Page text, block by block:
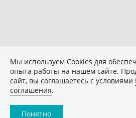
Мы используем Сookies для
опыта работы на нашем сайте.
сайт, вы соглашаетесь с условиями
соглашения.
Понятно